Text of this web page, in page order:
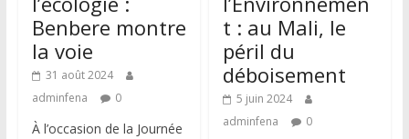
Benbere montre
la voie
31 août 2024
adminfena
0
À l’occasion de la Journée
t : au Mali, le
péril du
déboisement
5 juin 2024
adminfena
0